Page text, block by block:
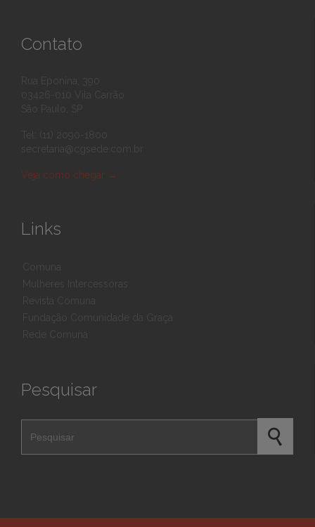
Contato
Veja como chegar →
Links
Pesquisar